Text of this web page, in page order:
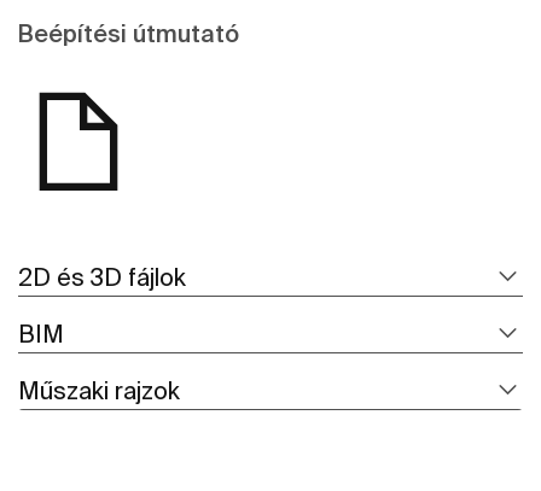
Beépítési útmutató
2D és 3D fájlok
BIM
Műszaki rajzok